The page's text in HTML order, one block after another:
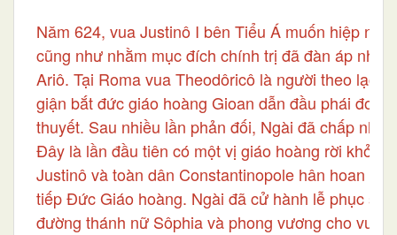
Năm 624, vua Justinô I bên Tiểu Á muốn hiệp
cũng như nhằm mục đích chính trị đã đàn áp
Ariô. Tại Roma vua Theodôricô là người theo lạc
giận bắt đức giáo hoàng Gioan dẫn đầu phái đoàn
thuyết. Sau nhiều lần phản đối, Ngài đã chấp
Đây là lần đầu tiên có một vị giáo hoàng rời khỏi
Justinô và toàn dân Constantinopole hân hoan vui
tiếp Đức Giáo hoàng. Ngài đã cử hành lễ phục
đường thánh nữ Sôphia và phong vương cho vua